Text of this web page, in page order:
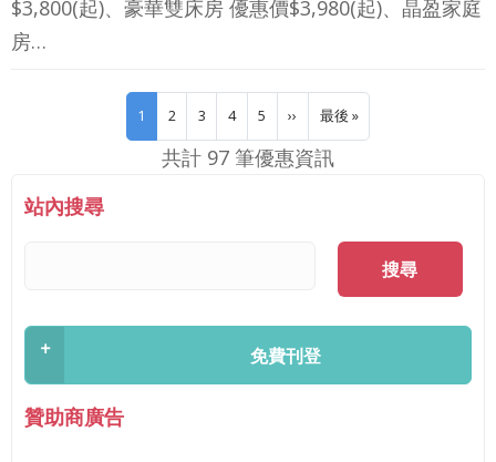
$3,800(起)、豪華雙床房 優惠價$3,980(起)、晶盈家庭
房…
Pagination 1 2 3 4 5 ›› 下一頁
最後 »Last page
共計 97 筆優惠資訊
站內搜尋
搜尋
+ 免費刊登
贊助商廣告